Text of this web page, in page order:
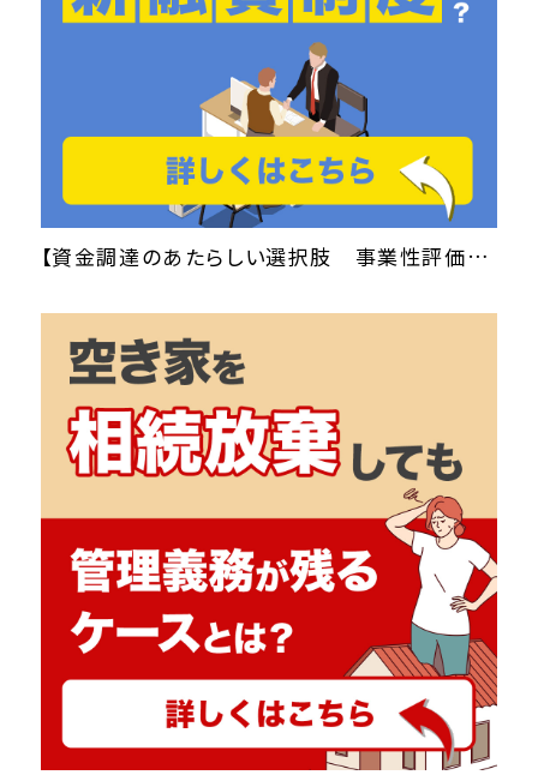
【資金調達のあたらしい選択肢 事業性評価による「新融資制度とは」？】